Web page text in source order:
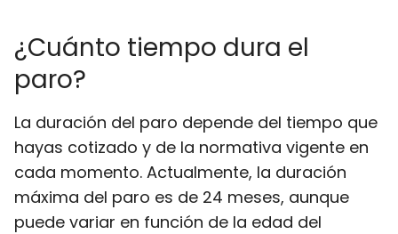
¿Cuánto tiempo dura el
paro?
La duración del paro depende del tiempo que
hayas cotizado y de la normativa vigente en
cada momento. Actualmente, la duración
máxima del paro es de 24 meses, aunque
puede variar en función de la edad del